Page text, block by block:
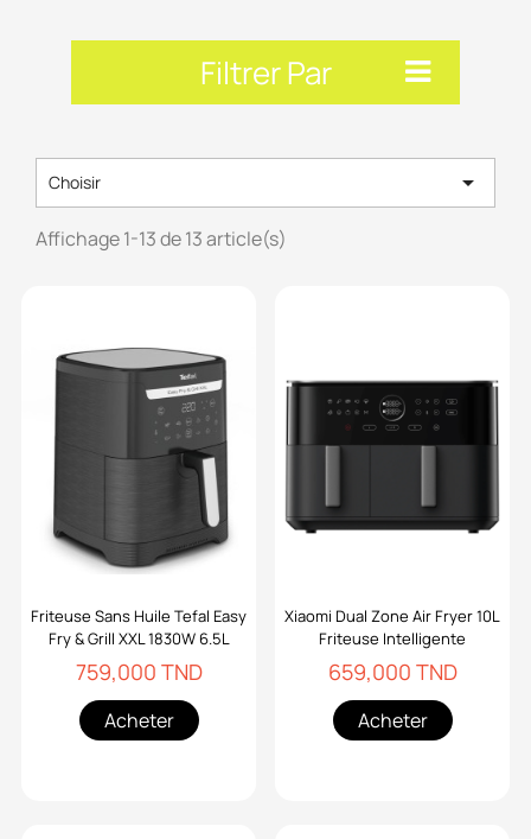
Filtrer Par
Choisir 
Affichage 1-13 de 13 article(s)
Friteuse Sans Huile Tefal Easy
Fry & Grill XXL 1830W 6.5L
759,000 TND
Acheter
Xiaomi Dual Zone Air Fryer 10L
Friteuse Intelligente
659,000 TND
Acheter